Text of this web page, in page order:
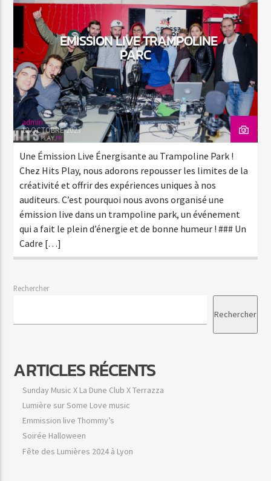
Hit’s Pop
Hit’s Play
Hit’s Play Urban
EMISSION LIVE TRAMPOLINE
PARC
admin
12 OCTOBRE 2023
Une Émission Live Énergisante au Trampoline Park !
Chez Hits Play, nous adorons repousser les limites de la
créativité et offrir des expériences uniques à nos
auditeurs. C’est pourquoi nous avons organisé une
émission live dans un trampoline park, un événement
qui a fait le plein d’énergie et de bonne humeur ! ### Un
Cadre […]
Rechercher
Rechercher
ARTICLES RÉCENTS
Sunday Music X La Dune Club X Terrazza
Lumière sur Some Love music
Emmission live Thommy’s
Soirée Halloween
Fête des Lumières 2024 à Lyon